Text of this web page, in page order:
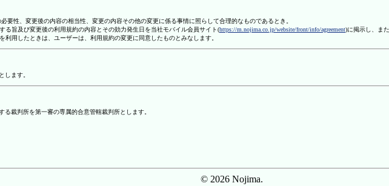
要性、変更後の内容の相当性、変更の内容その他の変更に係る事情に照らして合理的なものであるとき。
る旨及び変更後の利用規約の内容とその効力発生日を当社モバイル会員サイト(https://m.nojima.co.jp/website/front/info/agreement)に掲示し、ま
用したときは、ユーザーは、利用規約の変更に同意したものとみなします。
します。
裁判所を第一審の専属的合意管轄裁判所とします。
© 2026 Nojima.